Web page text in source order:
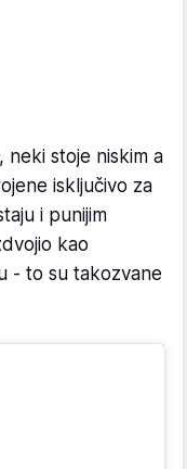
neki stoje niskim a
isključivo za
i punijim
kao
- to su takozvane